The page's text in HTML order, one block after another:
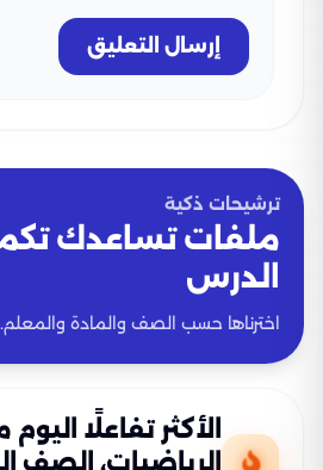
إرسال التعليق
ترشيحات ذكية
ملفات تساعدك
الدرس
اخترناها حسب الصف والمادة والمعلم.
الأكثر تفاعلًا
الرياضيات،